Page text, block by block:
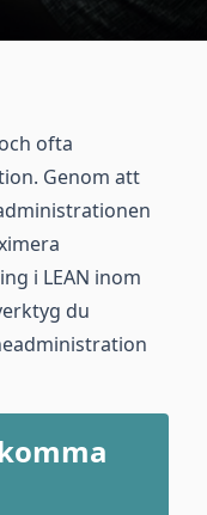
ofta
Genom att
i LEAN inom
du